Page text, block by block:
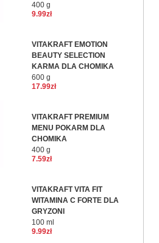
400 g
9.99zł
VITAKRAFT EMOTION
BEAUTY SELECTION
KARMA DLA CHOMIKA
600 g
17.99zł
VITAKRAFT PREMIUM
MENU POKARM DLA
CHOMIKA
400 g
7.59zł
VITAKRAFT VITA FIT
WITAMINA C FORTE DLA
GRYZONI
100 ml
9.99zł